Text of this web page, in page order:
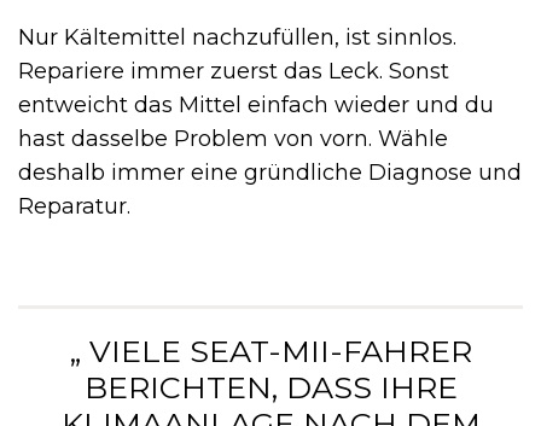
Nur Kältemittel nachzufüllen, ist sinnlos.
Repariere immer zuerst das Leck. Sonst
entweicht das Mittel einfach wieder und du
hast dasselbe Problem von vorn. Wähle
deshalb immer eine gründliche Diagnose und
Reparatur.
„ VIELE SEAT-MII-FAHRER
BERICHTEN, DASS IHRE